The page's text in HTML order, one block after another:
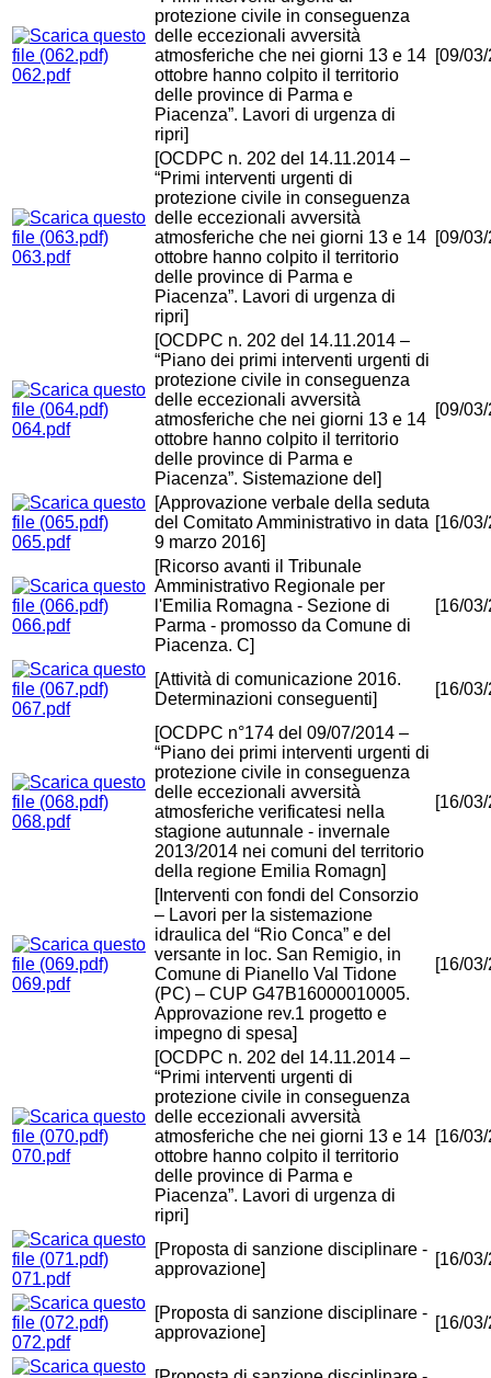
062.pdf
protezione civile in conseguenza
delle eccezionali avversità
atmosferiche che nei giorni 13 e 14
ottobre hanno colpito il territorio
delle province di Parma e
Piacenza”. Lavori di urgenza di
ripri]
[09/
063.pdf
[OCDPC n. 202 del 14.11.2014 –
“Primi interventi urgenti di
protezione civile in conseguenza
delle eccezionali avversità
atmosferiche che nei giorni 13 e 14
ottobre hanno colpito il territorio
delle province di Parma e
Piacenza”. Lavori di urgenza di
ripri]
[09/
064.pdf
[OCDPC n. 202 del 14.11.2014 –
“Piano dei primi interventi urgenti di
protezione civile in conseguenza
delle eccezionali avversità
atmosferiche che nei giorni 13 e 14
ottobre hanno colpito il territorio
delle province di Parma e
Piacenza”. Sistemazione del]
[09/
065.pdf
[Approvazione verbale della seduta
del Comitato Amministrativo in data
9 marzo 2016]
[16/
066.pdf
[Ricorso avanti il Tribunale
Amministrativo Regionale per
l'Emilia Romagna - Sezione di
Parma - promosso da Comune di
Piacenza. C]
[16/
067.pdf
[Attività di comunicazione 2016.
Determinazioni conseguenti]
[16/
068.pdf
[OCDPC n°174 del 09/07/2014 –
“Piano dei primi interventi urgenti di
protezione civile in conseguenza
delle eccezionali avversità
atmosferiche verificatesi nella
stagione autunnale - invernale
2013/2014 nei comuni del territorio
della regione Emilia Romagn]
[16/
069.pdf
[Interventi con fondi del Consorzio
– Lavori per la sistemazione
idraulica del “Rio Conca” e del
versante in loc. San Remigio, in
Comune di Pianello Val Tidone
(PC) – CUP G47B16000010005.
Approvazione rev.1 progetto e
impegno di spesa]
[16/
070.pdf
[OCDPC n. 202 del 14.11.2014 –
“Primi interventi urgenti di
protezione civile in conseguenza
delle eccezionali avversità
atmosferiche che nei giorni 13 e 14
ottobre hanno colpito il territorio
delle province di Parma e
Piacenza”. Lavori di urgenza di
ripri]
[16/
071.pdf
[Proposta di sanzione disciplinare -
approvazione]
[16/
072.pdf
[Proposta di sanzione disciplinare -
approvazione]
[16/